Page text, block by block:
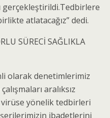
gerçekleştirildi.Tedbirlere
atlatacağız” dedi.
SÜRECİ SAĞLIKLA
olarak denetimlerimiz
aralıksız
yönelik tedbirleri
ibadetlerini